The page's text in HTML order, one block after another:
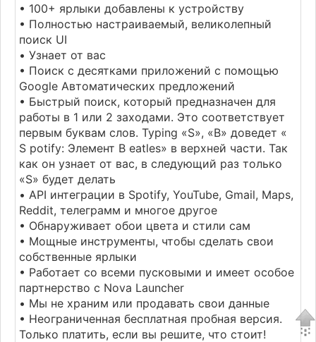
• 100+ ярлыки добавлены к устройству
• Полностью настраиваемый, великолепный
поиск UI
• Узнает от вас
• Поиск с десятками приложений с помощью
Google Автоматических предложений
• Быстрый поиск, который предназначен для
работы в 1 или 2 заходами. Это соответствует
первым буквам слов. Typing «S», «B» доведет «
S potify: Элемент B eatles» в верхней части. Так
как он узнает от вас, в следующий раз только
«S» будет делать
• API интеграции в Spotify, YouTube, Gmail, Maps,
Reddit, телеграмм и многое другое
• Обнаруживает обои цвета и стили сам
• Мощные инструменты, чтобы сделать свои
собственные ярлыки
• Работает со всеми пусковыми и имеет особое
партнерство с Nova Launcher
• Мы не храним или продавать свои данные
• Неограниченная бесплатная пробная версия.
Только платить, если вы решите, что стоит!